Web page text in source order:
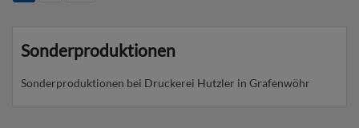
Sonderproduktionen
Sonderproduktionen bei Druckerei Hutzler in Grafenwöhr